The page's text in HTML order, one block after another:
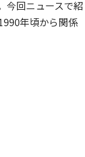
今回ニュースで紹
年頃から関係